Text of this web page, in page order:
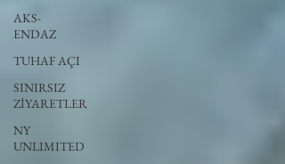
AKS-
ENDAZ
TUHAF AÇI
SINIRSIZ
ZİYARETLER
NY
UNLIMITED